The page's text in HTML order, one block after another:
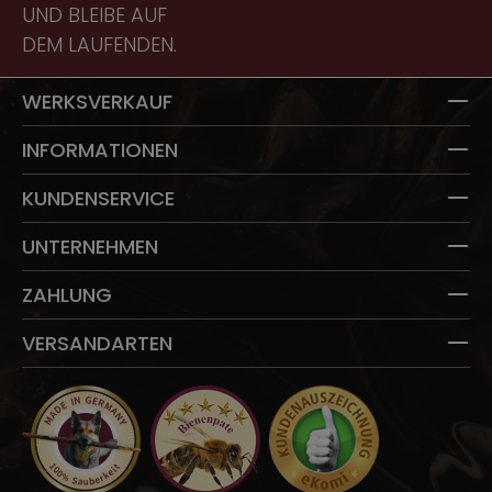
EI
T
UND BLEIBE AUF
DEM LAUFENDEN.
WERKSVERKAUF
INFORMATIONEN
KUNDENSERVICE
UNTERNEHMEN
ZAHLUNG
VERSANDARTEN